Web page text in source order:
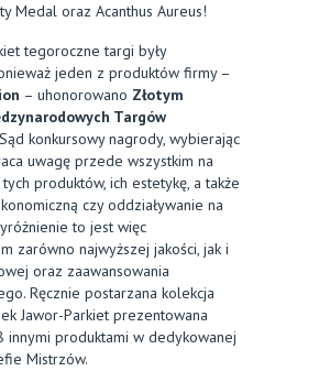
Medal oraz Acanthus Aureus!
tegoroczne targi były
jeden z produktów firmy –
– uhonorowano Złotym
Targów
konkursowy nagrody, wybierając
uwagę przede wszystkim na
produktów, ich estetykę, a także
czy oddziaływanie na
to jest więc
zarówno najwyższej jakości, jak i
oraz zaawansowania
Ręcznie postarzana kolekcja
Jawor-Parkiet prezentowana
innymi produktami w dedykowanej
Mistrzów.